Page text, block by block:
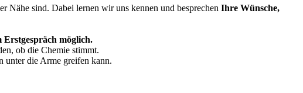
Nähe sind. Dabei lernen wir uns kennen und besprechen Ihre Wünsche,
Erstgespräch möglich.
ob die Chemie stimmt.
unter die Arme greifen kann.